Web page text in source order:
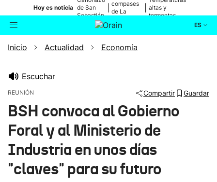
Hoy es noticia de San
Sebastián
compases
de La
altas y
tormentas
ES
Buscador Actualidad
Ikusmiran
Eguraldia
Inicio Actualidad Economía
Escuchar
REUNIÓN Compartir Guardar
BSH convoca al Gobierno
Foral y al Ministerio de
Industria en unos días
"claves" para su futuro